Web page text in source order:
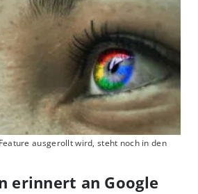
ausgerollt wird, steht noch in den
erinnert an Google